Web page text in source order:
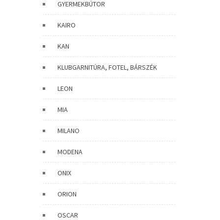
GYERMEKBÚTOR
KAIRO
KAN
KLUBGARNITÚRA, FOTEL, BÁRSZÉK
LEON
MIA
MILANO
MODENA
ONIX
ORION
OSCAR